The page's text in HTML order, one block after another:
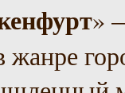
»
жанре